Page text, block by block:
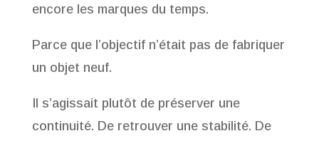
encore les marques du temps.
Parce que l’objectif n’était pas de fabriquer
un objet neuf.
Il s’agissait plutôt de préserver une
continuité. De retrouver une stabilité. De